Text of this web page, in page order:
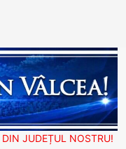
JUDEȚUL NOSTRU!